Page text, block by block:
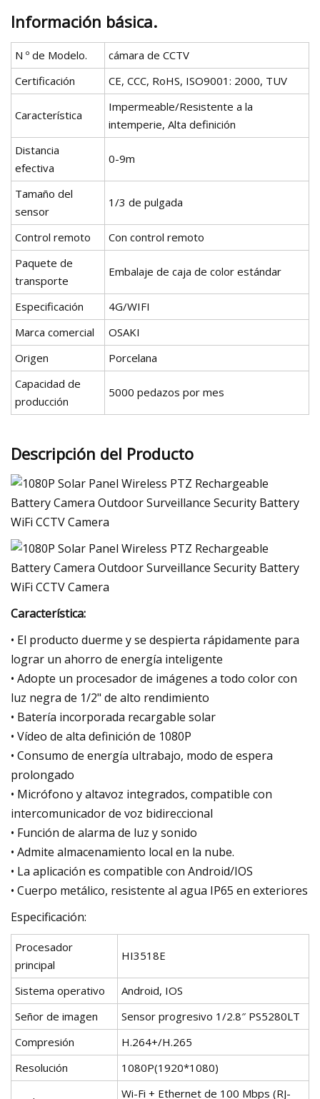
Información básica.
N º de Modelo.
cámara de CCTV
Certificación
CE, CCC, RoHS, ISO9001: 2000, TUV
Característica
Impermeable/Resistente a la
intemperie, Alta definición
Distancia
efectiva
0-9m
Tamaño del
sensor
1/3 de pulgada
Control remoto
Con control remoto
Paquete de
transporte
Embalaje de caja de color estándar
Especificación
4G/WIFI
Marca comercial
OSAKI
Origen
Porcelana
Capacidad de
producción
5000 pedazos por mes
Descripción del Producto
Característica:
• El producto duerme y se despierta rápidamente para
lograr un ahorro de energía inteligente
• Adopte un procesador de imágenes a todo color con
luz negra de 1/2" de alto rendimiento
• Batería incorporada recargable solar
• Vídeo de alta definición de 1080P
• Consumo de energía ultrabajo, modo de espera
prolongado
• Micrófono y altavoz integrados, compatible con
intercomunicador de voz bidireccional
• Función de alarma de luz y sonido
• Admite almacenamiento local en la nube.
• La aplicación es compatible con Android/IOS
• Cuerpo metálico, resistente al agua IP65 en exteriores
Especificación:
Procesador
principal
HI3518E
Sistema operativo
Android, IOS
Señor de imagen
Sensor progresivo 1/2.8″ PS5280LT
Compresión
H.264+/H.265
Resolución
1080P(1920*1080)
Wi-Fi + Ethernet de 100 Mbps (RJ-